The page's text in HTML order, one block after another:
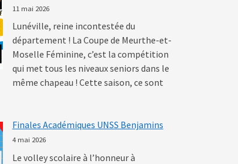
11 mai 2026
Lunéville, reine incontestée du
département ! La Coupe de Meurthe-et-
Moselle Féminine, c’est la compétition
qui met tous les niveaux seniors dans le
même chapeau ! Cette saison, ce sont
Finales Académiques UNSS Benjamins
4 mai 2026
Le volley scolaire à l’honneur à